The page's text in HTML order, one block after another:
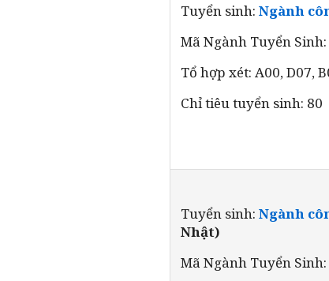
Tuyển sinh:Ngành
Mã Ngành Tuyển
Tổ hợp xét: A00, D07,
Chỉ tiêu tuyển sinh: 80
Tuyển sinh:Ngành
Nhật)
Mã Ngành Tuyển